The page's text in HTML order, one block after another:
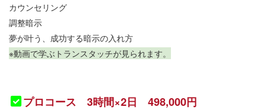
カウンセリング
調整暗示
夢が叶う、成功する暗示の入れ方
※動画で学ぶトランスタッチが見られます。
プロコース 3時間×2日 498,000円